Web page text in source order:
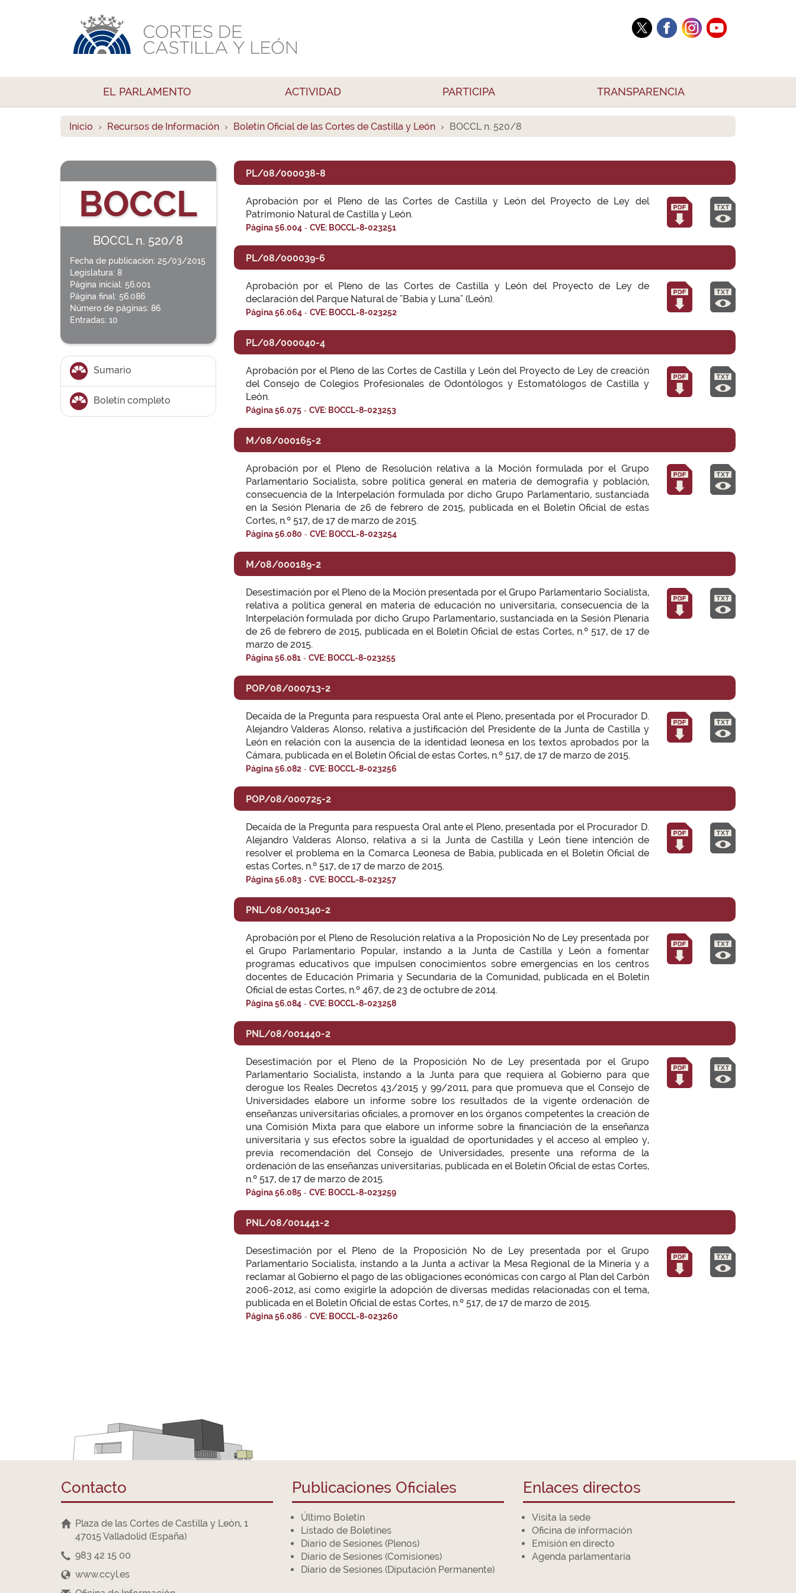
EL PARLAMENTO ACTIVIDAD PARTICIPA TRANSPARENCIA
Inicio Recursos de Información Boletín Oficial de las Cortes de Castilla y León BOCCL n. 520/8
BOCCL
BOCCL n. 520/8
Fecha de publicación: 25/03/2015
Legislatura: 8
Página inicial: 56.001
Página final: 56.086
Número de páginas: 86
Entradas: 10
Sumario
Boletín completo
PL/08/000038-8
Aprobación por el Pleno de las Cortes de Castilla y León del Proyecto de Ley del
Patrimonio Natural de Castilla y León.
Página 56.004- CVE: BOCCL-8-023251
PL/08/000039-6
Aprobación por el Pleno de las Cortes de Castilla y León del Proyecto de Ley de
declaración del Parque Natural de "Babia y Luna" (León).
Página 56.064- CVE: BOCCL-8-023252
PL/08/000040-4
Aprobación por el Pleno de las Cortes de Castilla y León del Proyecto de Ley de creación
del Consejo de Colegios Profesionales de Odontólogos y Estomatólogos de Castilla y
León.
Página 56.075- CVE: BOCCL-8-023253
M/08/000165-2
Aprobación por el Pleno de Resolución relativa a la Moción formulada por el Grupo
Parlamentario Socialista, sobre política general en materia de demografía y población,
consecuencia de la Interpelación formulada por dicho Grupo Parlamentario, sustanciada
en la Sesión Plenaria de 26 de febrero de 2015, publicada en el Boletín Oficial de estas
Cortes, n.º 517, de 17 de marzo de 2015.
Página 56.080 - CVE: BOCCL-8-023254
M/08/000189-2
Desestimación por el Pleno de la Moción presentada por el Grupo Parlamentario Socialista,
relativa a política general en materia de educación no universitaria, consecuencia de la
Interpelación formulada por dicho Grupo Parlamentario, sustanciada en la Sesión Plenaria
de 26 de febrero de 2015, publicada en el Boletín Oficial de estas Cortes, n.º 517, de 17 de
marzo de 2015.
Página 56.081- CVE: BOCCL-8-023255
POP/08/000713-2
Decaída de la Pregunta para respuesta Oral ante el Pleno, presentada por el Procurador D.
Alejandro Valderas Alonso, relativa a justificación del Presidente de la Junta de Castilla y
León en relación con la ausencia de la identidad leonesa en los textos aprobados por la
Cámara, publicada en el Boletín Oficial de estas Cortes, n.º 517, de 17 de marzo de 2015.
Página 56.082- CVE: BOCCL-8-023256
POP/08/000725-2
Decaída de la Pregunta para respuesta Oral ante el Pleno, presentada por el Procurador D.
Alejandro Valderas Alonso, relativa a si la Junta de Castilla y León tiene intención de
resolver el problema en la Comarca Leonesa de Babia, publicada en el Boletín Oficial de
estas Cortes, n.º 517, de 17 de marzo de 2015.
Página 56.083- CVE: BOCCL-8-023257
PNL/08/001340-2
Aprobación por el Pleno de Resolución relativa a la Proposición No de Ley presentada por
el Grupo Parlamentario Popular, instando a la Junta de Castilla y León a fomentar
programas educativos que impulsen conocimientos sobre emergencias en los centros
docentes de Educación Primaria y Secundaria de la Comunidad, publicada en el Boletín
Oficial de estas Cortes, n.º 467, de 23 de octubre de 2014.
Página 56.084- CVE: BOCCL-8-023258
PNL/08/001440-2
Desestimación por el Pleno de la Proposición No de Ley presentada por el Grupo
Parlamentario Socialista, instando a la Junta para que requiera al Gobierno para que
derogue los Reales Decretos 43/2015 y 99/2011, para que promueva que el Consejo de
Universidades elabore un informe sobre los resultados de la vigente ordenación de
enseñanzas universitarias oficiales, a promover en los órganos competentes la creación de
una Comisión Mixta para que elabore un informe sobre la financiación de la enseñanza
universitaria y sus efectos sobre la igualdad de oportunidades y el acceso al empleo y,
previa recomendación del Consejo de Universidades, presente una reforma de la
ordenación de las enseñanzas universitarias, publicada en el Boletín Oficial de estas Cortes,
n.º 517, de 17 de marzo de 2015.
Página 56.085- CVE: BOCCL-8-023259
PNL/08/001441-2
Desestimación por el Pleno de la Proposición No de Ley presentada por el Grupo
Parlamentario Socialista, instando a la Junta a activar la Mesa Regional de la Minería y a
reclamar al Gobierno el pago de las obligaciones económicas con cargo al Plan del Carbón
2006-2012, así como exigirle la adopción de diversas medidas relacionadas con el tema,
publicada en el Boletín Oficial de estas Cortes, n.º 517, de 17 de marzo de 2015.
Página 56.086 - CVE: BOCCL-8-023260
Contacto
Plaza de las Cortes de Castilla y León, 1
47015 Valladolid (España)
983 42 15 00
www.ccyl.es
Publicaciones Oficiales
Último Boletín
Listado de Boletines
Diario de Sesiones (Plenos)
Diario de Sesiones (Comisiones)
Diario de Sesiones (Diputación Permanente)
Enlaces directos
Visita la sede
Oficina de información
Emisión en directo
Agenda parlamentaria